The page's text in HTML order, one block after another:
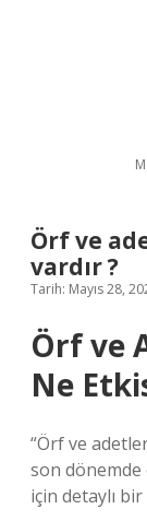
Örf ve
vardır ?
Tarih: Mayıs 28,
Örf ve
Ne
“Örf ve
son
için detaylı bir